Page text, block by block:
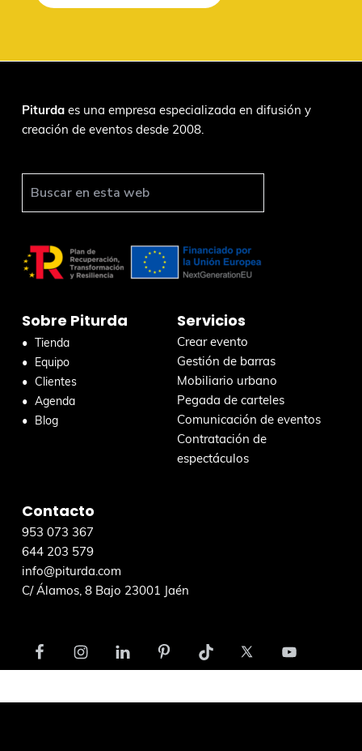
Piturdaes una empresa especializada en difusión y
creación de eventos desde 2008.
c
e
Sobre Piturda
Tienda
Equipo
Clientes
Agenda
Blog
Servicios
Crear evento
Gestión de barras
Mobiliario urbano
Pegada de carteles
Comunicación de eventos
Contratación de
espectáculos
Contacto
953 073 367
644 203 579
info@piturda.com
C/ Álamos, 8 Bajo 23001 Jaén